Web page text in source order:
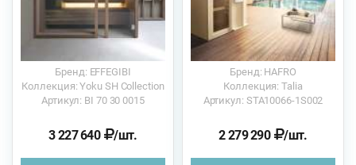
Бренд: EFFEGIBI
Коллекция: Yoku SH Collection
Артикул: BI 70 30 0015
3 227 640 /шт.
Бренд: HAFRO
Коллекция: Talia
Артикул: STA10066-1S002
2 279 290 /шт.